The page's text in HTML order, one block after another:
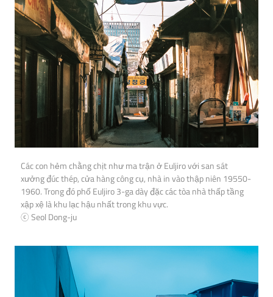
Các con hẻm chằng chịt như ma trận ở Euljiro với san sát
xưởng đúc thép, cửa hàng công cụ, nhà in vào thập niên 19550-
1960. Trong đó phố Euljiro 3-ga dày đặc các tòa nhà thấp tầng
xập xệ là khu lạc hậu nhất trong khu vực.
ⓒ Seol Dong-ju